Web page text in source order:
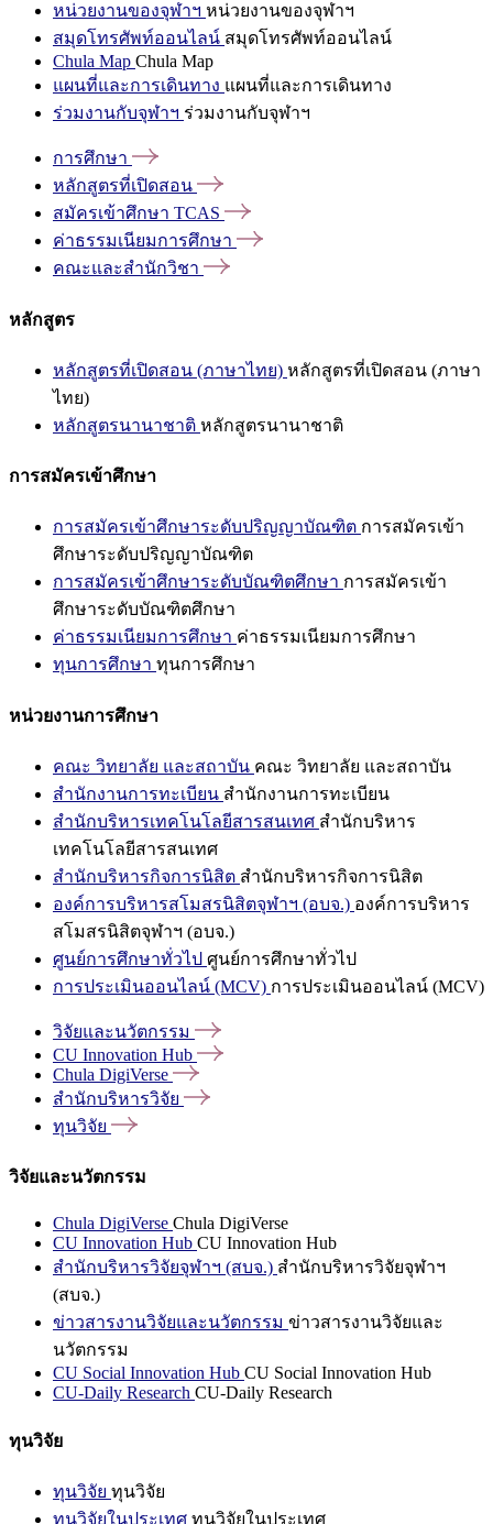
หน่วยงานของจุฬาฯ หน่วยงานของจุฬาฯ
สมุดโทรศัพท์ออนไลน์ สมุดโทรศัพท์ออนไลน์
Chula Map Chula Map
แผนที่และการเดินทาง แผนที่และการเดินทาง
ร่วมงานกับจุฬาฯ ร่วมงานกับจุฬาฯ
การศึกษา
หลักสูตรที่เปิดสอน
สมัครเข้าศึกษา TCAS
ค่าธรรมเนียมการศึกษา
คณะและสำนักวิชา
หลักสูตร
หลักสูตรที่เปิดสอน (ภาษาไทย) หลักสูตรที่เปิดสอน (ภาษา
ไทย)
หลักสูตรนานาชาติ หลักสูตรนานาชาติ
การสมัครเข้าศึกษา
การสมัครเข้าศึกษาระดับปริญญาบัณฑิต การสมัครเข้า
ศึกษาระดับปริญญาบัณฑิต
การสมัครเข้าศึกษาระดับบัณฑิตศึกษา การสมัครเข้า
ศึกษาระดับบัณฑิตศึกษา
ค่าธรรมเนียมการศึกษา ค่าธรรมเนียมการศึกษา
ทุนการศึกษา ทุนการศึกษา
หน่วยงานการศึกษา
คณะ วิทยาลัย และสถาบัน คณะ วิทยาลัย และสถาบัน
สำนักงานการทะเบียน สำนักงานการทะเบียน
สำนักบริหารเทคโนโลยีสารสนเทศ สำนักบริหาร
เทคโนโลยีสารสนเทศ
สำนักบริหารกิจการนิสิต สำนักบริหารกิจการนิสิต
องค์การบริหารสโมสรนิสิตจุฬาฯ (อบจ.) องค์การบริหาร
สโมสรนิสิตจุฬาฯ (อบจ.)
ศูนย์การศึกษาทั่วไป ศูนย์การศึกษาทั่วไป
การประเมินออนไลน์ (MCV) การประเมินออนไลน์ (MCV)
วิจัยและนวัตกรรม
CU Innovation Hub
Chula DigiVerse
สำนักบริหารวิจัย
ทุนวิจัย
วิจัยและนวัตกรรม
Chula DigiVerse Chula DigiVerse
CU Innovation Hub CU Innovation Hub
สำนักบริหารวิจัยจุฬาฯ (สบจ.) สำนักบริหารวิจัยจุฬาฯ
(สบจ.)
ข่าวสารงานวิจัยและนวัตกรรม ข่าวสารงานวิจัยและ
นวัตกรรม
CU Social Innovation Hub CU Social Innovation Hub
CU-Daily Research CU-Daily Research
ทุนวิจัย
ทุนวิจัย ทุนวิจัย
ทุนวิจัยในประเทศ ทุนวิจัยในประเทศ